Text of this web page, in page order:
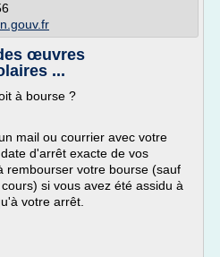
œuvres
...
à bourse ?
mail ou courrier avec votre
d'arrêt exacte de vos
rembourser votre bourse (sauf
si vous avez été assidu à
votre arrêt.